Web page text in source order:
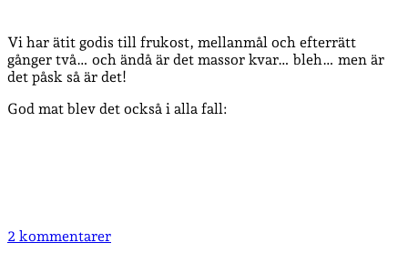
Vi har ätit godis till frukost, mellanmål och efterrätt
gånger två… och ändå är det massor kvar… bleh… men är
det påsk så är det!
God mat blev det också i alla fall:
2 kommentarer